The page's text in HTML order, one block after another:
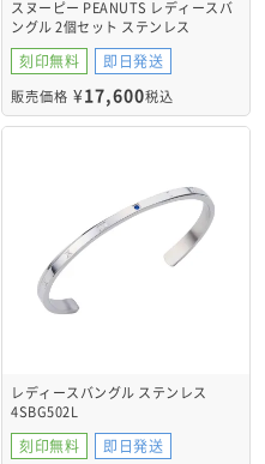
スヌーピー PEANUTS レディースバ
ングル 2個セット ステンレス
PNST003GO&PNST003GO
刻印無料 即日発送
販売価格 ¥17,600税込
レディースバングル ステンレス
4SBG502L
刻印無料 即日発送